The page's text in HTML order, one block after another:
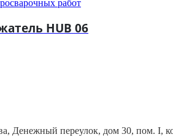
работ
HUB 06
Денежный переулок, дом 30, пом. I,